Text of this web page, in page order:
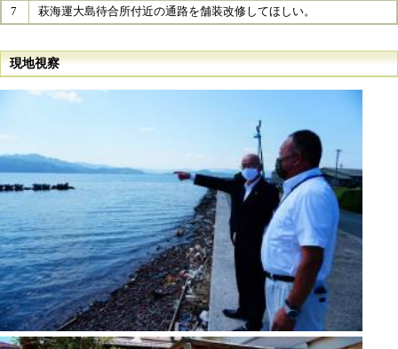
7
萩海運大島待合所付近の通路を舗装改修してほしい。
現地視察